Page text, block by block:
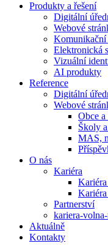
Produkty a řešení
Digitální
Webové
Komunikační
Elektronická
Vizuální
AI produkty
Reference
Digitální
Webové
Obce a
Školy
MAS,
O nás
Kariéra
Partnerství
kariera-
Aktuálně
Kontakty